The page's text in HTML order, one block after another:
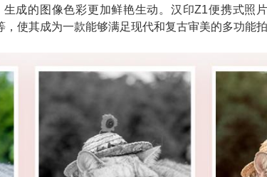
成的图像色彩更加鲜艳生动。汉印Z1便携式照
使其成为一款能够满足现代和复古审美的多功能拍